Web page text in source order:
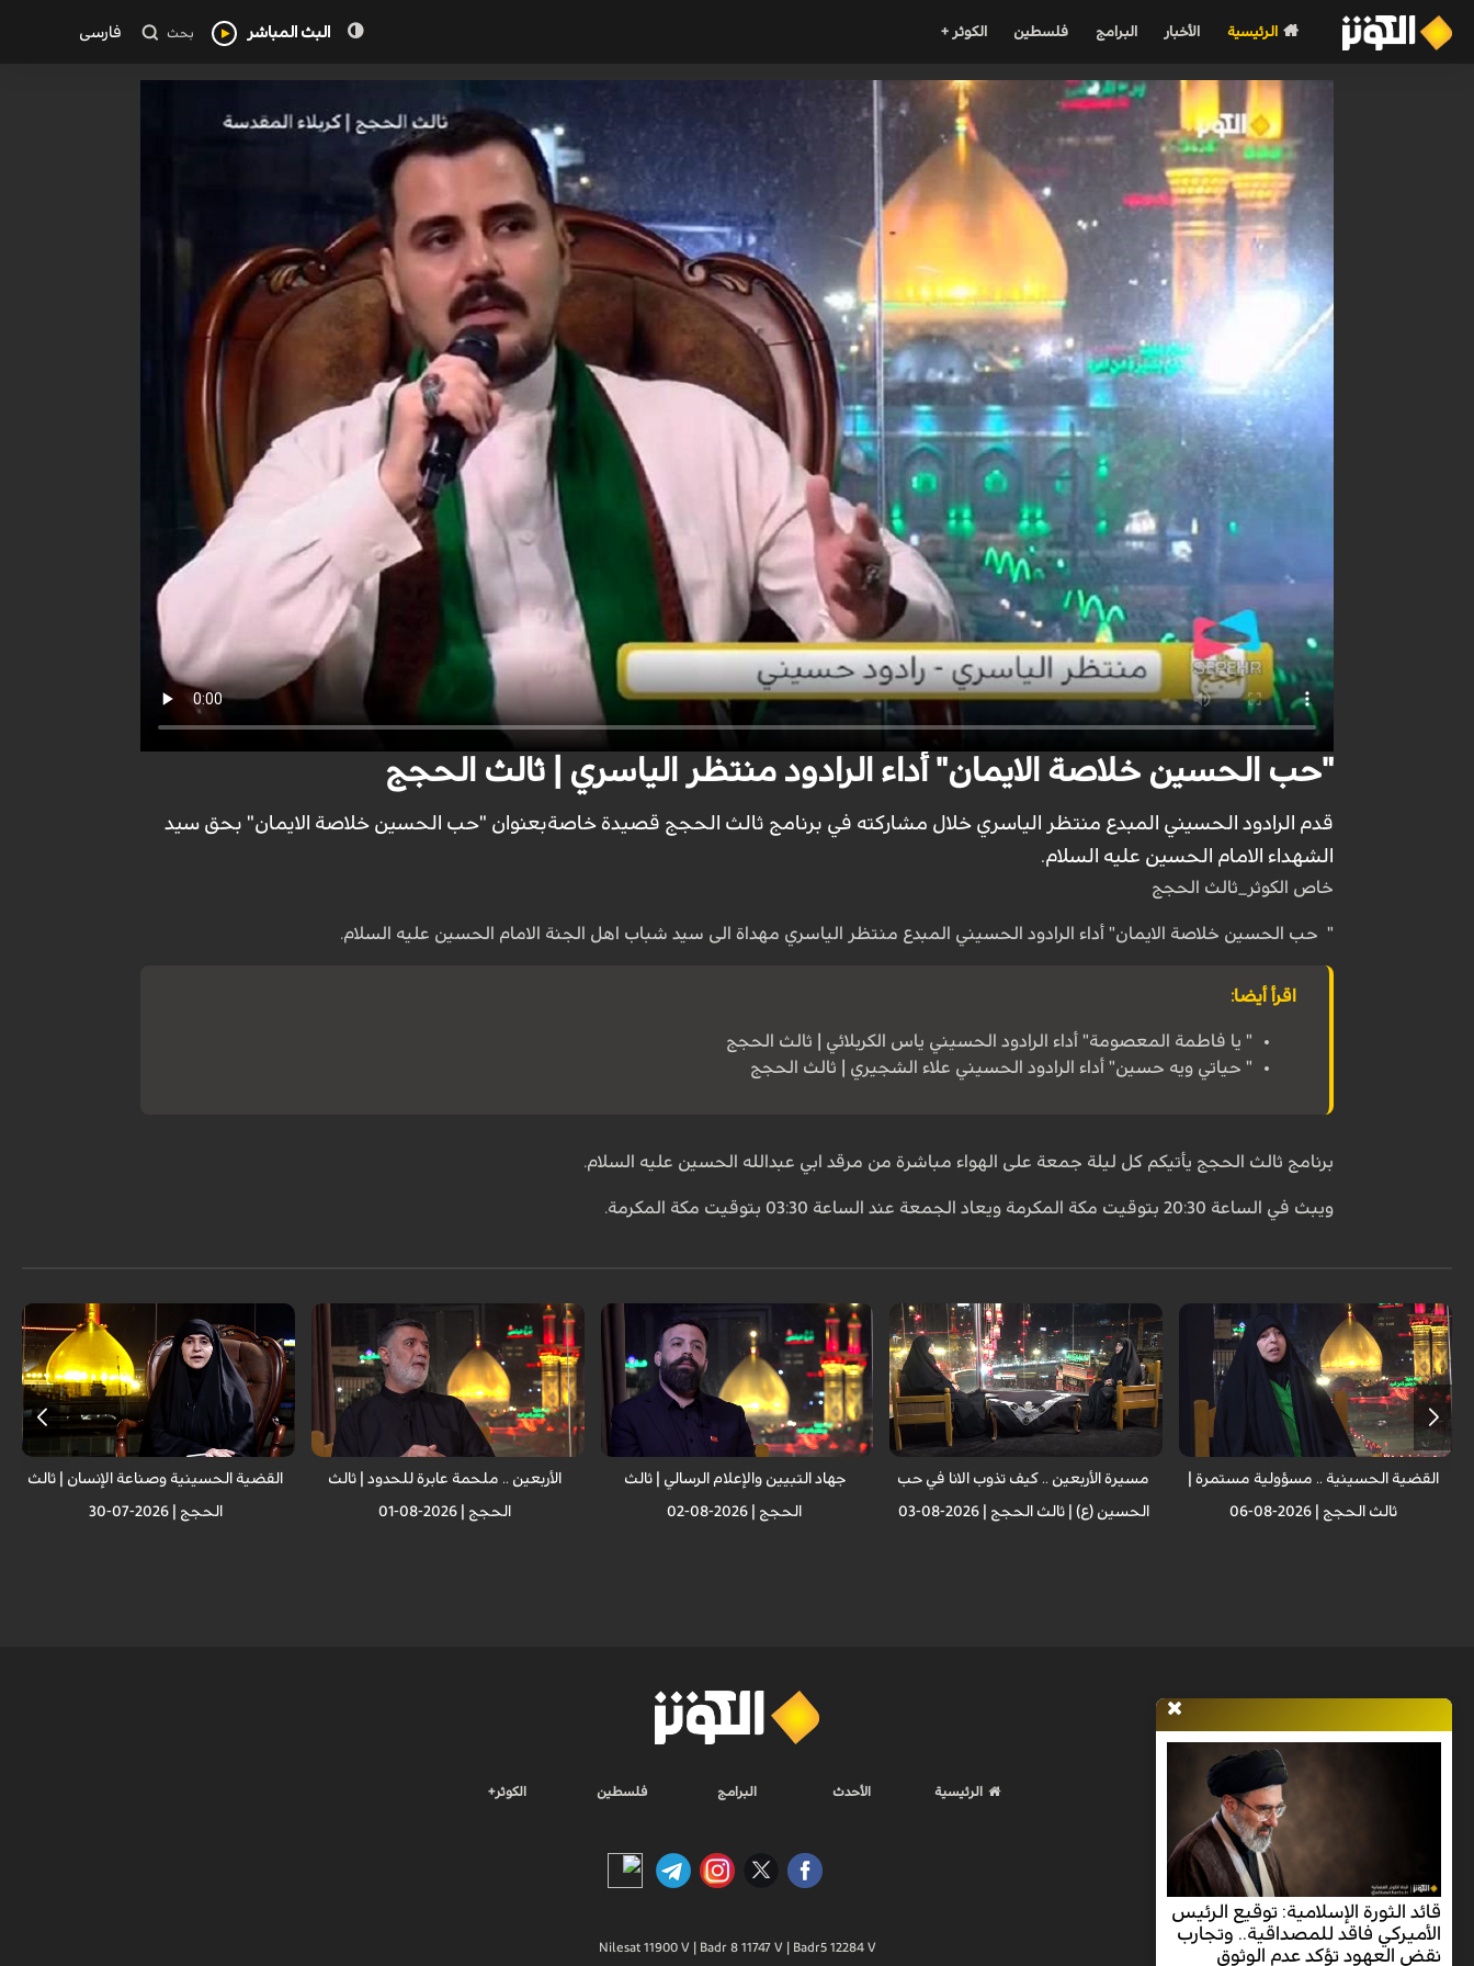
الرئيسية الأخبار البرامج فلسطين الكوثر + البث المباشر بحث فارسی
"حب الحسين خلاصة الايمان" أداء الرادود منتظر الياسري | ثالث الحجج
قدم الرادود الحسيني المبدع منتظر الياسري خلال مشاركته في برنامج ثالث الحجج قصيدة خاصةبعنوان "حب الحسين خلاصة الايمان" بحق سيد
الشهداء الامام الحسين عليه السلام.
خاص الكوثر_ثالث الحجج
" حب الحسين خلاصة الايمان" أداء الرادود الحسيني المبدع منتظر الياسري مهداة الى سيد شباب اهل الجنة الامام الحسين عليه السلام.
اقرأ أيضا:
" يا فاطمة المعصومة" أداء الرادود الحسيني ياس الكربلائي | ثالث الحجج
" حياتي ويه حسين" أداء الرادود الحسيني علاء الشجيري | ثالث الحجج
برنامج ثالث الحجج يأتيكم كل ليلة جمعة على الهواء مباشرة من مرقد ابي عبدالله الحسين عليه السلام.
ويبث في الساعة 20:30 بتوقيت مكة المكرمة ويعاد الجمعة عند الساعة 03:30 بتوقيت مكة المكرمة.
الضيف: الأستاذة أميرة القزاز - باحثة إسلامية
القضية الحسينية .. مسؤولية مستمرة |
ثالث الحجج | 2026-08-06
الضيف: د. زينب السلطاني - رئيسة جامعة
الزهراء للبنات
الرادود الحسيني : ياس الكربلائي
مسيرة الأربعين .. كيف تذوب الانا في حب
الحسين (ع) | ثالث الحجج | 2026-08-03
الضيف: د. حسين فوعاني - أستاذ جامعي
الرادود الحسيني : أمير الكربلائي
جهاد التبيين والإعلام الرسالي | ثالث
الحجج | 2026-08-02
الضيف: د. السيد افضل الشامي - باحث
إسلامي
الرادود الحسيني : منتظر الياسري
الأربعين .. ملحمة عابرة للحدود | ثالث
الحجج | 2026-08-01
الضيف: أ. أميرة باقر القزاز - باحثة ثقافية
إسلامية
القضية الحسينية وصناعة الإنسان | ثالث
الحجج | 2026-07-30
قائد الثورة الإسلامية: توقيع الرئيس
الأميركي فاقد للمصداقية.. وتجارب
نقض العهود تؤكد عدم الوثوق
الرئيسية الأحدث البرامج فلسطين الكوثر+
Nilesat 11900 V | Badr 8 11747 V | Badr5 12284 V